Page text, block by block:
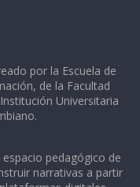
por la Escuela de
de la Facultad
Universitaria
pedagógico de
narrativas a partir